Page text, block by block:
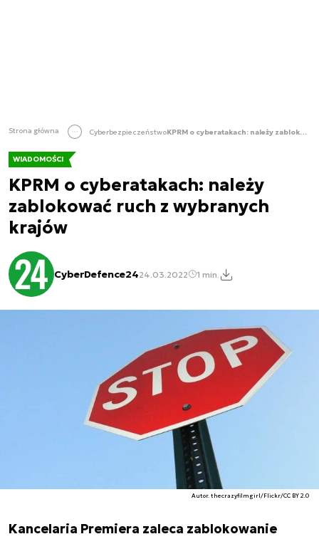
Strona główna Cyberbezpieczeństwo KPRM o cyberatakach: należy zablokować ruch z wybranych krajów
WIADOMOŚCI
KPRM o cyberatakach: należy
zablokować ruch z wybranych
krajów
CyberDefence2424.03.2022 1 min.
Autor. thecrazyfilmgirl/Flickr/CC BY 2.0
Kancelaria Premiera zaleca zablokowanie